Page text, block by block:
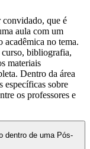
convidado, que é
aula com um
acadêmica no tema.
bibliografia,
materiais
Dentro da área
específicas sobre
os professores e
dentro de uma Pós-